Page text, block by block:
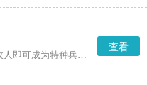
8、最终消灭战场上的所有敌人即可成为特种兵王，若被敌人击败，该局游戏便会结束。
查看